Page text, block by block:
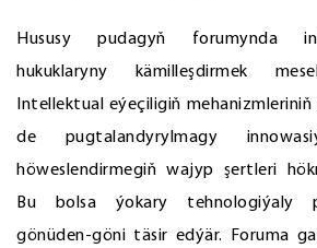
Hususy pudagyň forumynda
hukuklaryny kämilleşdirmek
Intellektual eýeçiligiň
de pugtalandyrylmagy
höweslendirmegiň wajyp şertleri
Bu bolsa ýokary tehnologiýaly
gönüden-göni täsir edýär. Foruma